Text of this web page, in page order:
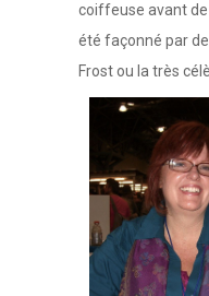
coiffeuse avant de
été façonné par
Frost ou la très